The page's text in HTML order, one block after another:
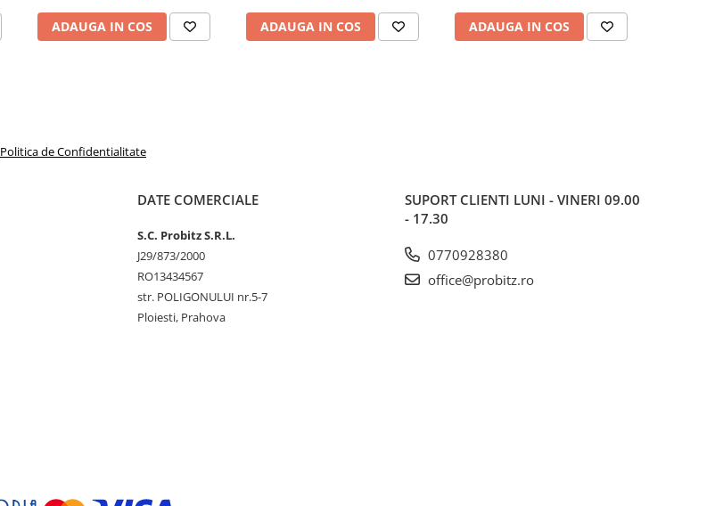
ADAUGA IN COS ADAUGA IN COS ADAUGA IN COS
Politica de Confidentialitate
DATE COMERCIALE
S.C. Probitz S.R.L.
J29/873/2000
RO13434567
str. POLIGONULUI nr.5-7
Ploiesti, Prahova
SUPORT CLIENTI LUNI - VINERI 09.00
- 17.30
0770928380
office@probitz.ro